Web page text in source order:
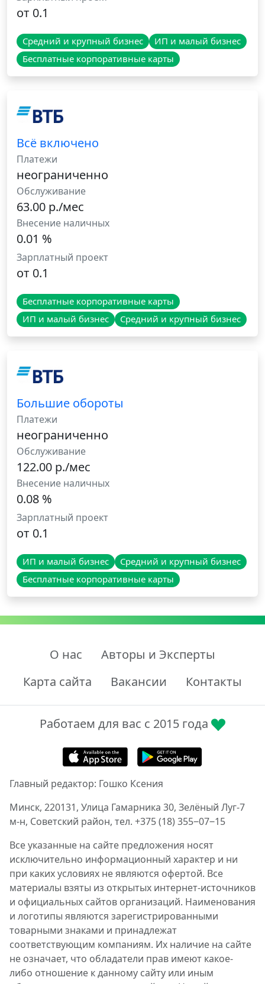
от 0.1
Средний и крупный бизнес
ИП и малый бизнес
Бесплатные корпоративные карты
Всё включено
Платежи
неограниченно
Обслуживание
63.00 р./мес
Внесение наличных
0.01 %
Зарплатный проект
от 0.1
Бесплатные корпоративные карты
ИП и малый бизнес
Средний и крупный бизнес
Большие обороты
Платежи
неограниченно
Обслуживание
122.00 р./мес
Внесение наличных
0.08 %
Зарплатный проект
от 0.1
ИП и малый бизнес
Средний и крупный бизнес
Бесплатные корпоративные карты
О нас
Авторы и Эксперты
Карта сайта
Вакансии Контакты
Работаем для вас с 2015 года
Главный редактор: Гошко Ксения
Минск, 220131, Улица Гамарника 30, Зелёный Луг-7
м-н, Советский район, тел. +375 (18) 355‒07‒15
Все указанные на сайте предложения носят
исключительно информационный характер и ни
при каких условиях не являются офертой. Все
материалы взяты из открытых интернет-источников
и официальных сайтов организаций. Наименования
и логотипы являются зарегистрированными
товарными знаками и принадлежат
соответствующим компаниям. Их наличие на сайте
не означает, что обладатели прав имеют какое-
либо отношение к данному сайту или иным